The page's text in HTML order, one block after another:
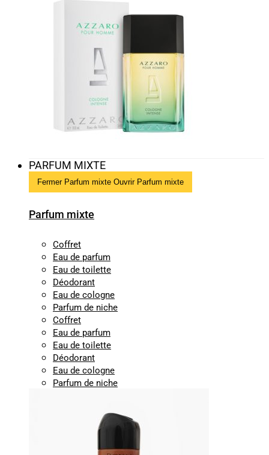
PARFUM MIXTE
Fermer Parfum mixte Ouvrir Parfum mixte
Parfum mixte
Coffret
Eau de parfum
Eau de toilette
Déodorant
Eau de cologne
Parfum de niche
Coffret
Eau de parfum
Eau de toilette
Déodorant
Eau de cologne
Parfum de niche